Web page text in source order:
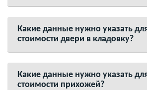
Какие данные нужно указать
стоимости двери в кладовку?
Какие данные нужно указать
стоимости прихожей?